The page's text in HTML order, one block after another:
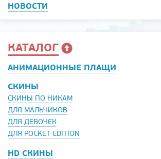
НОВОСТИ
КАТАЛОГ
АНИМАЦИОННЫЕ ПЛАЩИ
СКИНЫ
СКИНЫ ПО НИКАМ
ДЛЯ МАЛЬЧИКОВ
ДЛЯ ДЕВОЧЕК
ДЛЯ POCKET EDITION
HD СКИНЫ